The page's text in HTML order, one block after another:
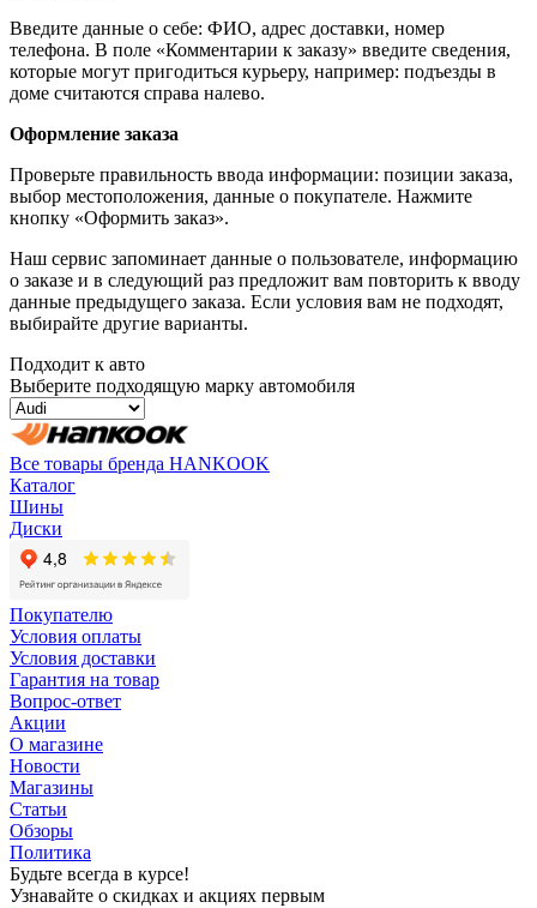
Введите данные о себе: ФИО, адрес доставки, номер
телефона. В поле «Комментарии к заказу» введите сведения,
которые могут пригодиться курьеру, например: подъезды в
доме считаются справа налево.
Оформление заказа
Проверьте правильность ввода информации: позиции заказа,
выбор местоположения, данные о покупателе. Нажмите
кнопку «Оформить заказ».
Наш сервис запоминает данные о пользователе, информацию
о заказе и в следующий раз предложит вам повторить к вводу
данные предыдущего заказа. Если условия вам не подходят,
выбирайте другие варианты.
Подходит к авто
Выберите подходящую марку автомобиля
Все товары бренда HANKOOK
Каталог
Шины
Диски
Покупателю
Условия оплаты
Условия доставки
Гарантия на товар
Вопрос-ответ
Акции
О магазине
Новости
Магазины
Статьи
Обзоры
Политика
Будьте всегда в курсе!
Узнавайте о скидках и акциях первым